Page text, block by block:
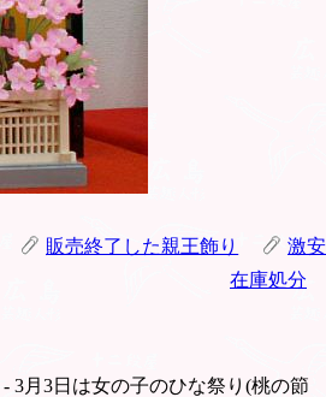
販売終了した親王飾り
激安
在庫処分
- 3月3日は女の子のひな祭り(桃の節